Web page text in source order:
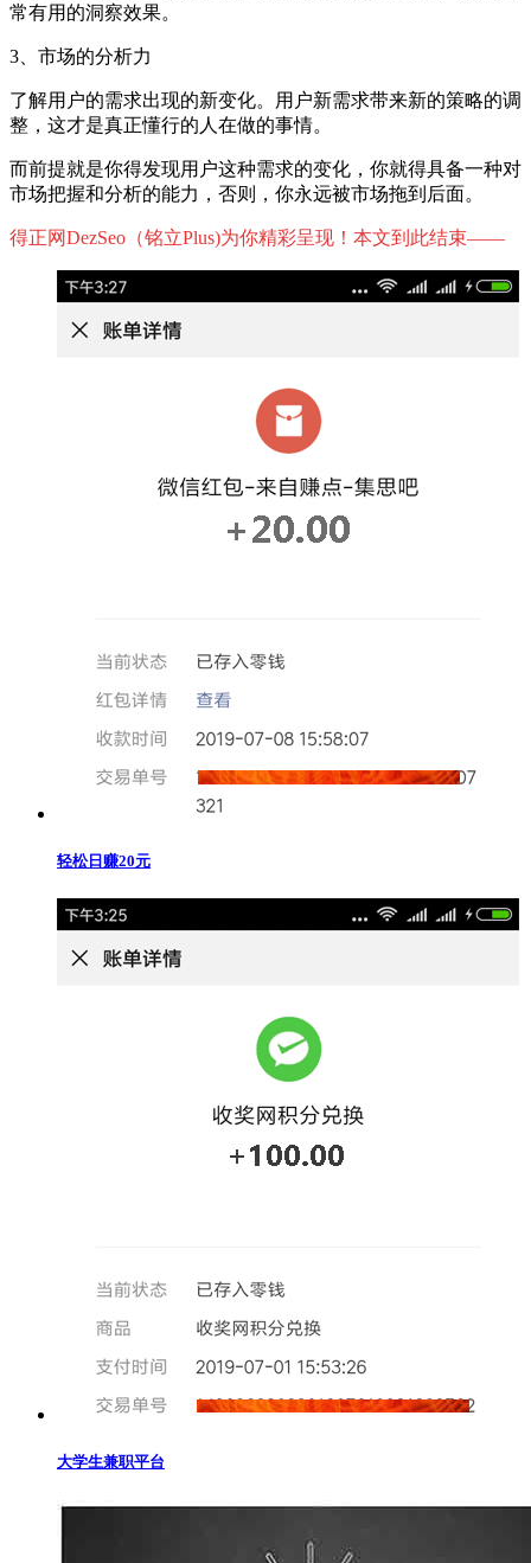
常有用的洞察效果。
3、市场的分析力
了解用户的需求出现的新变化。用户新需求带来新的策略的调
整，这才是真正懂行的人在做的事情。
而前提就是你得发现用户这种需求的变化，你就得具备一种对
市场把握和分析的能力，否则，你永远被市场拖到后面。
得正网DezSeo（铭立Plus)为你精彩呈现！本文到此结束——
轻松日赚20元
大学生兼职平台